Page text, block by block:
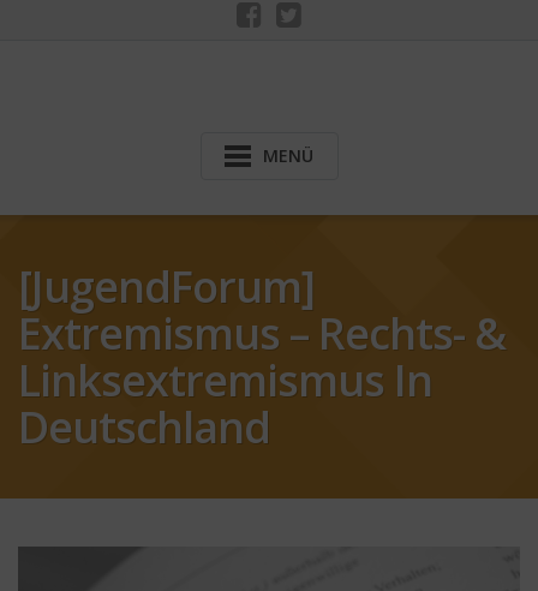
MENÜ
[JugendForum]
Extremismus – Rechts- &
Linksextremismus In
Deutschland